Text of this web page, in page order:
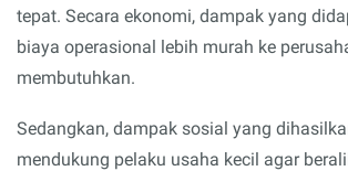
tepat. Secara ekonomi, dampak yang
biaya operasional lebih murah ke
membutuhkan.
Sedangkan, dampak sosial yang
mendukung pelaku usaha kecil agar